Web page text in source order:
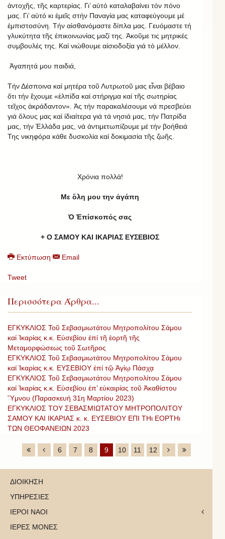
ἀντοχῆς, τῆς καρτερίας. Γι’ αὐτό καταλαβαίνει τόν πόνο
μας. Γι’ αὐτό κι ἐμεῖς στήν Παναγία μας καταφεύγουμε μέ
ἐμπιστοσύνη. Τήν αἰσθανόμαστε δίπλα μας. Γευόμαστε τή
γλυκύτητα τῆς ἐπικοινωνίας μαζί της. Ἀκοῦμε τις μητρικές
συμβουλές της. Καί νιώθουμε αἰσιοδοξία γιά τό μέλλον.
Ἀγαπητά μου παιδιά,
Τήν Δέσποινα καί μητέρα τοῦ Λυτρωτοῦ μας εἶναι βέβαιο
ὅτι τήν ἔχουμε «ἐλπίδα καί στήριγμα καί τῆς σωτηρίας
τεῖχος ἀκράδαντον». Ἀς τήν παρακαλέσουμε νά πρεσβεύει
γιά ὅλους μας καί ἰδιαίτερα γιά τά νησιά μας, τήν Πατρίδα
μας, τήν Ἑλλάδα μας, νά ἀντιμετωπίζουμε μέ τήν βοήθειά
Της νικηφόρα κάθε δυσκολία καί δοκιμασία τῆς ζωῆς.
Χρόνια πολλά!
Με ὅλη μου την ἀγάπη
Ὁ Ἐπίσκοπός σας
+ Ο ΣΑΜΟΥ ΚΑΙ ΙΚΑΡΙΑΣ ΕΥΣΕΒΙΟΣ
Εκτύπωση Email
Tweet
Περισσότερα Άρθρα...
ΕΓΚΥΚΛΙΟΣ Τοῦ Σεβασμιωτάτου Μητροπολίτου Σάμου
καί Ἰκαρίας κ.κ. Εὐσεβίου ἐπί τῆ ἑορτῆ τῆς
Μεταμορφώσεως τοῦ Σωτῆρος
ΕΓΚΥΚΛΙΟΣ Τοῦ Σεβασμιωτάτου Μητροπολίτου Σάμου
καί Ἰκαρίας κ.κ. ΕΥΣΕΒΙΟΥ ἐπί τῷ Ἁγίῳ Πάσχᾳ
ΕΓΚΥΚΛΙΟΣ Τοῦ Σεβασμιωτάτου Μητροπολίτου Σάμου
καί Ἰκαρίας κ.κ. Εὐσεβίου ἐπ’ εὐκαιρίας τοῦ Ἀκαθίστου
Ὕμνου (Παρασκευή 31η Μαρτίου 2023)
ΕΓΚΥΚΛΙΟΣ ΤΟΥ ΣΕΒΑΣΜΙΩΤΑΤΟΥ ΜΗΤΡΟΠΟΛΙΤΟΥ
ΣΑΜΟΥ ΚΑΙ ΙΚΑΡΙΑΣ κ. κ. ΕΥΣΕΒΙΟΥ ΕΠΙ ΤΗι ΕΟΡΤΗι
ΤΩΝ ΘΕΟΦΑΝΕΙΩΝ 2023
6 7 8 9 10 11 12
ΔΙΟΙΚΗΣΗ
ΥΠΗΡΕΣΙΕΣ
ΙΕΡΟΙ ΝΑΟΙ
ΙΕΡΕΣ ΜΟΝΕΣ